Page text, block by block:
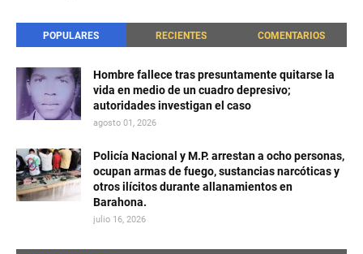
POPULARES RECIENTES COMENTARIOS
Hombre fallece tras presuntamente quitarse la
vida en medio de un cuadro depresivo;
autoridades investigan el caso
agosto 01, 2026
Policía Nacional y M.P. arrestan a ocho personas,
ocupan armas de fuego, sustancias narcóticas y
otros ilícitos durante allanamientos en
Barahona.
julio 16, 2026